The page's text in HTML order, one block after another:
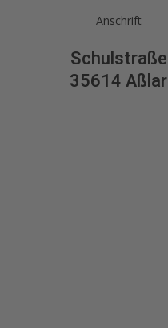
Anschrift
Schulstraße
35614 Aßlar